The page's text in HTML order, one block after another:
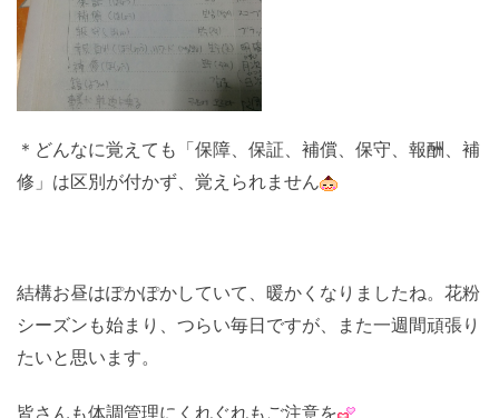
＊どんなに覚えても「保障、保証、補償、保守、報酬、補
修」は区別が付かず、覚えられません
結構お昼はぽかぽかしていて、暖かくなりましたね。花粉
シーズンも始まり、つらい毎日ですが、また一週間頑張り
たいと思います。
皆さんも体調管理にくれぐれもご注意を